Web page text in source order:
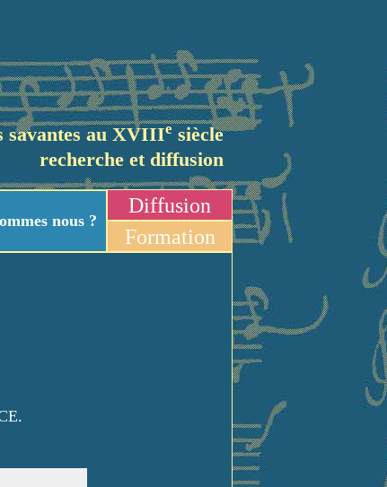
savantes au XVIIIesiècle
recherche et diffusion
nous ?
Diffusion
Formation